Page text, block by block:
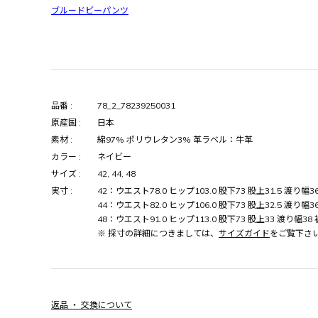
ブルードビーパンツ
品番 :
78_2_78239250031
原産国 :
日本
素材 :
綿97% ポリウレタン3% 革ラベル：牛革
カラー :
ネイビー
サイズ :
42, 44, 48
実寸 :
42：ウエスト78.0 ヒップ103.0 股下73 股上31.5 渡り幅
44：ウエスト82.0 ヒップ106.0 股下73 股上32.5 渡り幅
48：ウエスト91.0 ヒップ113.0 股下73 股上33 渡り幅38
※ 採寸の詳細につきましては、 サイズガイドをご覧下さい
返品 ・ 交換について